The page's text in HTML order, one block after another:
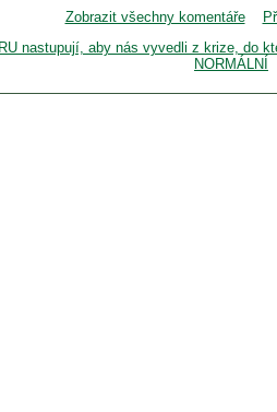
Zobrazit všechny komentáře
nastupují, aby nás vyvedli z krize, do
NORMÁLNÍ